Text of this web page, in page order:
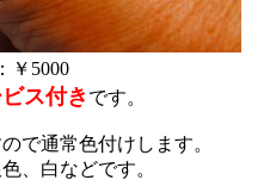
￥5000
ス付き です。
で通常色付けします。
、白などです。